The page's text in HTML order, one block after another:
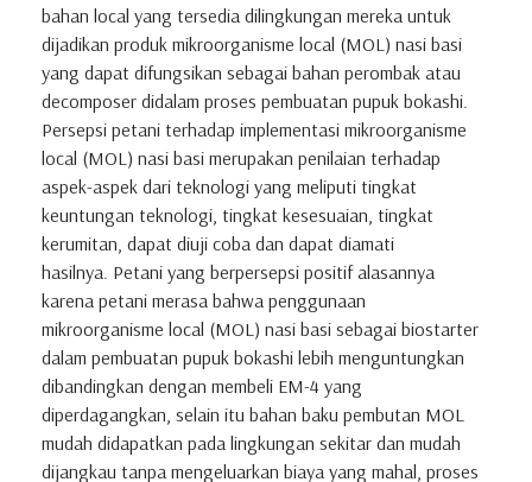
bahan local yang tersedia dilingkungan mereka untuk
dijadikan produk mikroorganisme local (MOL) nasi basi
yang dapat difungsikan sebagai bahan perombak atau
decomposer didalam proses pembuatan pupuk bokashi.
Persepsi petani terhadap implementasi mikroorganisme
local (MOL) nasi basi merupakan penilaian terhadap
aspek-aspek dari teknologi yang meliputi tingkat
keuntungan teknologi, tingkat kesesuaian, tingkat
kerumitan, dapat diuji coba dan dapat diamati
hasilnya. Petani yang berpersepsi positif alasannya
karena petani merasa bahwa penggunaan
mikroorganisme local (MOL) nasi basi sebagai biostarter
dalam pembuatan pupuk bokashi lebih menguntungkan
dibandingkan dengan membeli EM-4 yang
diperdagangkan, selain itu bahan baku pembutan MOL
mudah didapatkan pada lingkungan sekitar dan mudah
dijangkau tanpa mengeluarkan biaya yang mahal, proses